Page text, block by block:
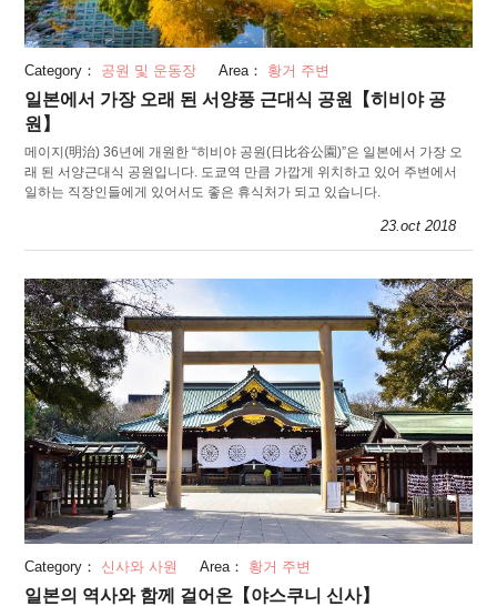
Category： 공원 및 운동장 Area： 황거 주변
일본에서 가장 오래 된 서양풍 근대식 공원【히비야 공
원】
메이지(明治) 36년에 개원한 “히비야 공원(日比谷公園)”은 일본에서 가장 오
래 된 서양근대식 공원입니다. 도쿄역 만큼 가깝게 위치하고 있어 주변에서
일하는 직장인들에게 있어서도 좋은 휴식처가 되고 있습니다.
23.oct 2018
Category： 신사와 사원 Area： 황거 주변
일본의 역사와 함께 걸어온【야스쿠니 신사】